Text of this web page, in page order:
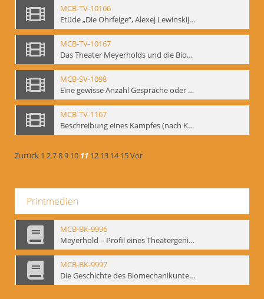
MCB-TV-10166
Etüde „Die Ohrfeige“, Alexej Lewinskij und Gennadij Bogdanow - Interne Signatur: BM-vid-197
MCB-TV-10167
Das Theater Meyerholds und die Biomechanik. Ein Film des Mime Centrums in Zusammenarbeit mit Gennadij Bogdanow. - Interne Signatur: BM-vid-104
MCB-SV-1098
Eine gewisse Anzahl Gespräche oder das völlig umgearbeitete Stundenbuch, Berlin 1995.
MCB-TV-1167
Beschreibung eines Kampfes (nach Kafka)
Zurück 1 2789 10 11 12 13 14 15Vor
Printmedien
MCB-BK-9996
Meyerhold – Profil eines Theatergenies. Vortrag. Arbeitsdemonstration - interne Signatur: BM-prt-203
MCB-BK-9997
Die Geschichte des Biomechanikunterrichts im Theater der Satire - interne Signatur: BM-prt-204